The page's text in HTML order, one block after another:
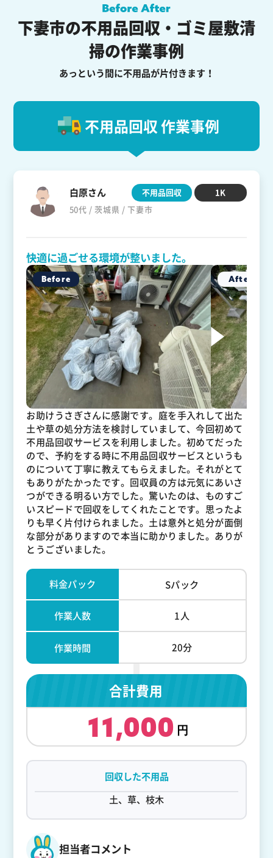
下妻市の不用品回収・ゴミ屋敷清
掃の作業事例
あっという間に不用品が片付きます！
不用品回収 作業事例
白原さん
50代 / 茨城県 / 下妻市
不用品回収 1K
快適に過ごせる環境が整いました。
お助けうさぎさんに感謝です。庭を手入れして出た
土や草の処分方法を検討していまして、今回初めて
不用品回収サービスを利用しました。初めてだった
ので、予約をする時に不用品回収サービスというも
のについて丁寧に教えてもらえました。それがとて
もありがたかったです。回収員の方は元気にあいさ
つができる明るい方でした。驚いたのは、ものすご
いスピードで回収をしてくれたことです。思ったよ
りも早く片付けられました。土は意外と処分が面倒
な部分がありますので本当に助かりました。ありが
とうございました。
料金パック Sパック
作業人数 1人
作業時間 20分
合計費用
11,000
回収した不用品
土、草、枝木
担当者コメント